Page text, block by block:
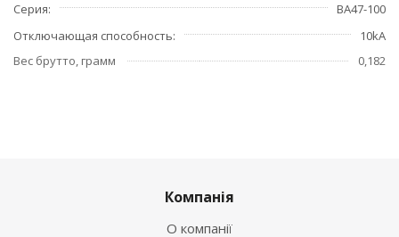
Серия
ВА47-100
Отключающая способность
10kA
Вес брутто, грамм
0,182
Компанія
О компанії